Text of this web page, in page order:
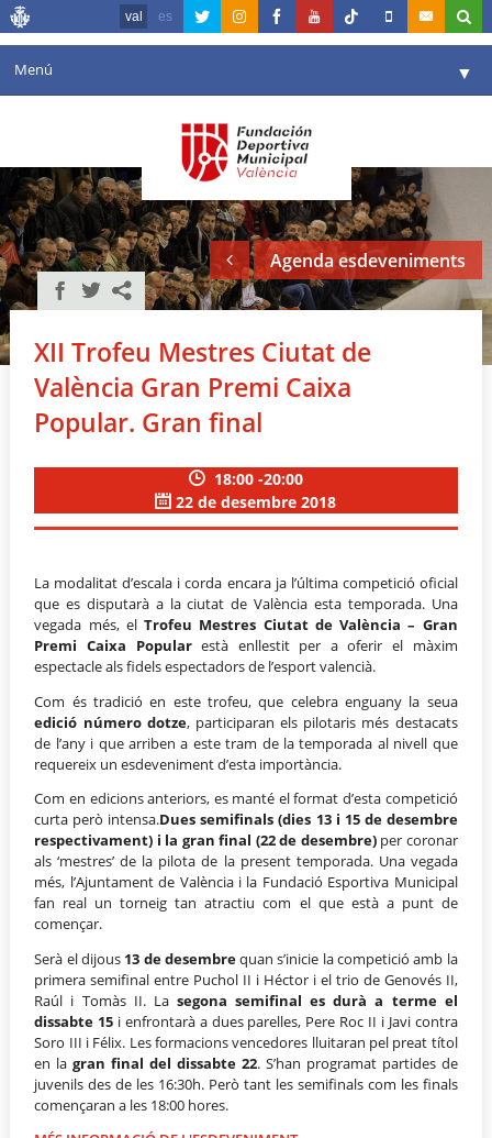
val es
Menú ▼
Agenda
Instal·lacions
Comunicació ▼
València en esport
Portal de Transparència
Reserves
Agenda esdeveniments
XII Trofeu Mestres Ciutat de
València Gran Premi Caixa
Popular. Gran final
18:00 -20:00
22 de desembre 2018
La modalitat d’escala i corda encara ja l’última competició oficial
que es disputarà a la ciutat de València esta temporada. Una
vegada més, elTrofeu Mestres Ciutat de València – Gran
Premi Caixa Popularestà enllestit per a oferir el màxim
espectacle als fidels espectadors de l’esport valencià.
Com és tradició en este trofeu, que celebra enguany la seua
edició número dotze, participaran els pilotaris més destacats
de l’any i que arriben a este tram de la temporada al nivell que
requereix un esdeveniment d’esta importància.
Com en edicions anteriors, es manté el format d’esta competició
curta però intensa.Dues semifinals (dies 13 i 15 de desembre
respectivament) i la gran final (22 de desembre)per coronar
als ‘mestres’ de la pilota de la present temporada. Una vegada
més, l’Ajuntament de València i la Fundació Esportiva Municipal
fan real un torneig tan atractiu com el que està a punt de
començar.
Serà el dijous 13 de desembrequan s’inicie la competició amb la
primera semifinal entre Puchol II i Héctor i el trio de Genovés II,
Raúl i Tomàs II. La segona semifinal es durà a terme el
dissabte 15 i enfrontarà a dues parelles, Pere Roc II i Javi contra
Soro III i Félix. Les formacions vencedores lluitaran pel preat títol
en lagran final del dissabte 22. S’han programat partides de
juvenils des de les 16:30h. Però tant les semifinals com les finals
començaran a les 18:00 hores.